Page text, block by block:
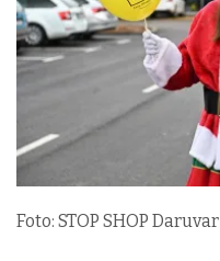
Foto: STOP SHOP Daruvar